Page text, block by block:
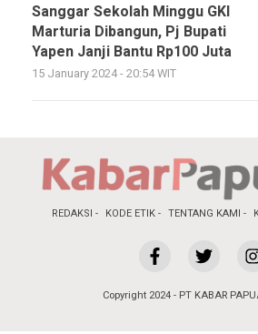
Sanggar Sekolah Minggu GKI
Marturia Dibangun, Pj Bupati
Yapen Janji Bantu Rp100 Juta
15 January 2024 - 20:54 WIT
REDAKSI KODE ETIK TENTANG KAMI
Copyright 2024 - PT KABAR